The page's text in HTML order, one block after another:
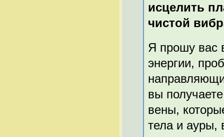
исцелить
чистой
Я прошу вас
энергии,
вы
вены,
тела и ауры,